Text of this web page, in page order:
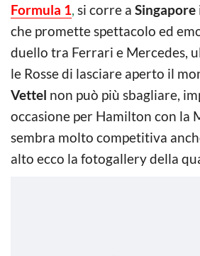
Formula 1, si corre a Singapore
che promette spettacolo ed
duello tra Ferrari e Mercedes,
le Rosse di lasciare aperto il
Vettel non può più sbagliare,
occasione per Hamilton con la
sembra molto competitiva
alto ecco la fotogallery della